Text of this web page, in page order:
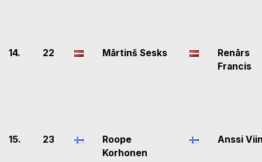
14. 22 Mārtinš Sesks
Renārs
Francis
15. 23
Roope
Korhonen
Anssi